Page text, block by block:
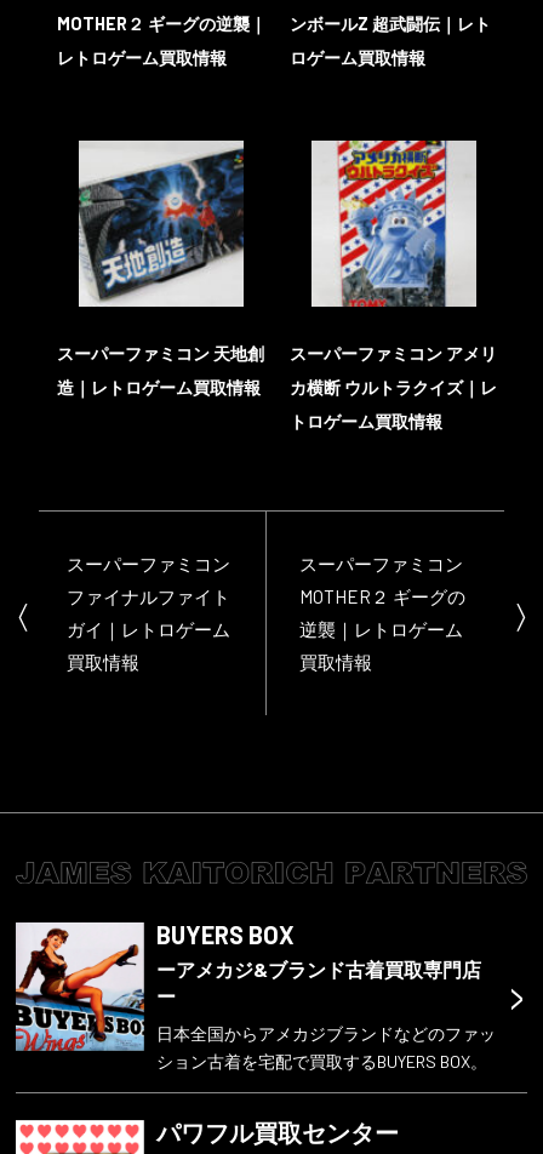
MOTHER２ ギーグの逆襲｜
レトロゲーム買取情報
ンボールZ 超武闘伝｜レト
ロゲーム買取情報
スーパーファミコン 天地創
造｜レトロゲーム買取情報
スーパーファミコン アメリ
カ横断 ウルトラクイズ｜レ
トロゲーム買取情報
スーパーファミコン
ファイナルファイト
ガイ｜レトロゲーム
買取情報
スーパーファミコン
MOTHER２ ギーグの
逆襲｜レトロゲーム
買取情報
>
BUYERS BOX
ーアメカジ&ブランド古着買取専門店
ー
日本全国からアメカジブランドなどのファッ
ション古着を宅配で買取するBUYERS BOX。
パワフル買取センター